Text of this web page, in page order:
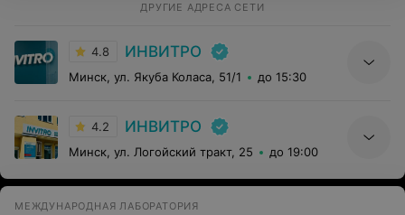
ДРУГИЕ АДРЕСА СЕТИ
4.8 ИНВИТРО
Минск, ул. Якуба Коласа, 51/1 до 15:30
4.2 ИНВИТРО
Минск, ул. Логойский тракт, 25 до 19:00
МЕЖДУНАРОДНАЯ ЛАБОРАТОРИЯ